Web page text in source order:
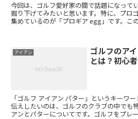
今回は、ゴルフ愛好家の間で話題になって
掘り下げてみたいと思います。特に、プロ
集めているのが「プロギア egg」です。こ
アイアン
ゴルフのア
とは？初心
「ゴルフ アイアン パター」というキーワ
伝えしたいのは、ゴルフのクラブの中でも
アンとパターについてです。ゴルフをプレ